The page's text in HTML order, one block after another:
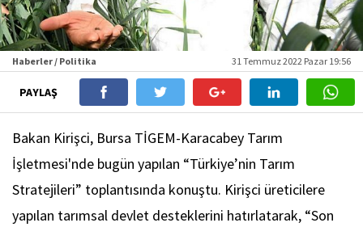
Haberler / Politika 31 Temmuz 2022 Pazar 19:56
PAYLAŞ
Bakan Kirişci, Bursa TİGEM-Karacabey Tarım
İşletmesi'nde bugün yapılan “Türkiye’nin Tarım
Stratejileri” toplantısında konuştu. Kirişci üreticilere
yapılan tarımsal devlet desteklerini hatırlatarak, “Son